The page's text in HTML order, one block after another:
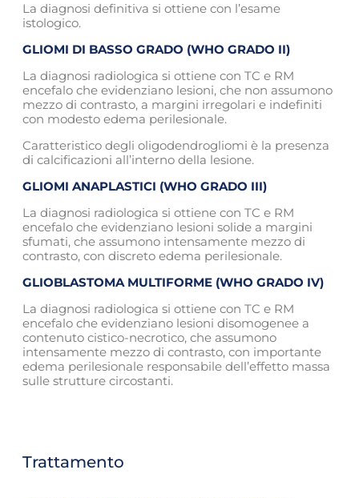
La diagnosi definitiva si ottiene con l’esame
istologico.
GLIOMI DI BASSO GRADO (WHO GRADO II)
La diagnosi radiologica si ottiene con TC e RM
encefalo che evidenziano lesioni, che non assumono
mezzo di contrasto, a margini irregolari e indefiniti
con modesto edema perilesionale.
Caratteristico degli oligodendrogliomi è la presenza
di calcificazioni all’interno della lesione.
GLIOMI ANAPLASTICI (WHO GRADO III)
La diagnosi radiologica si ottiene con TC e RM
encefalo che evidenziano lesioni solide a margini
sfumati, che assumono intensamente mezzo di
contrasto, con discreto edema perilesionale.
GLIOBLASTOMA MULTIFORME (WHO GRADO IV)
La diagnosi radiologica si ottiene con TC e RM
encefalo che evidenziano lesioni disomogenee a
contenuto cistico-necrotico, che assumono
intensamente mezzo di contrasto, con importante
edema perilesionale responsabile dell’effetto massa
sulle strutture circostanti.
Trattamento